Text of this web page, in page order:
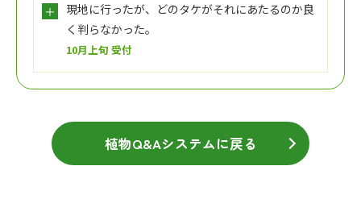
現地に行ったが、どのタケがそれにあたるのか良
く判らなかった。
10月上旬 受付
植物Q&Aシステムに戻る